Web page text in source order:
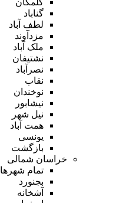
گناباد
لطف آباد
مزدآوند
ملک آباد
نشتیفان
نصرآباد
نقاب
نوخندان
نیشابور
نیل شهر
همت آباد
یونسی
بازگشت
خراسان شمالی
تمام شهر‌ها
بجنورد
آشخانه